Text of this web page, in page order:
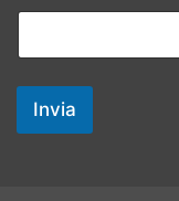
Invia